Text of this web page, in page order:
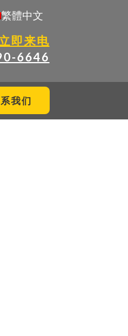
繁體中文
即来电
6646
我们